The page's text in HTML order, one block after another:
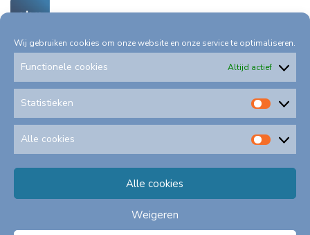
Wij gebruiken cookies om onze website en onze service te optimaliseren.
Functionele cookies Altijd actief
Statistieken
Alle cookies
Alle
Alle cookies
Weigeren
© 2026Alle rechten voorbehouden EBN B.V.
Privacystatement
Schadeformulieren